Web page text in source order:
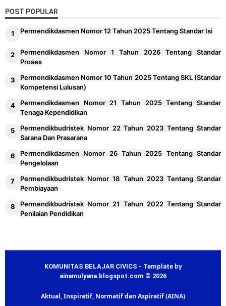
POST POPULAR
Permendikdasmen Nomor 12 Tahun 2025 Tentang Standar Isi
Permendikdasmen Nomor 1 Tahun 2026 Tentang Standar
Proses
Permendikdasmen Nomor 10 Tahun 2025 Tentang SKL (Standar
Kompetensi Lulusan)
Permendikdasmen Nomor 21 Tahun 2025 Tentang Standar
Tenaga Kependidikan
Permendikbudristek Nomor 22 Tahun 2023 Tentang Standar
Sarana Dan Prasarana
Permendikdasmen Nomor 26 Tahun 2025 Tentang Standar
Pengelolaan
Permendikbudristek Nomor 18 Tahun 2023 Tentang Standar
Pembiayaan
Permendikbudristek Nomor 21 Tahun 2022 Tentang Standar
Penilaian Pendidikan
KOMUNITAS BELAJAR CIVICS - Template by
ainamulyana.blogspot.com © 2026
Aktual, Inspiratif, Normatif dan Aspiratif (AINA)